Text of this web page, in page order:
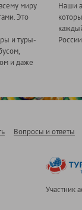
миру
Это
и туры-
и даже
Наши
Вопросы и ответы
Участник